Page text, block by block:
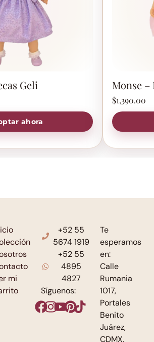
Geli
ahora
Monse –
$1,390.00
mi
+52 55
5674 1919
+52 55
4895
4827
Síguenos:
Te
esperamos
en:
Calle
Rumania
1017,
Portales
Benito
Juárez,
CDMX,